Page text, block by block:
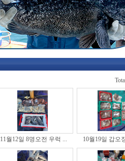
11월12일 8명오전 우럭 ... 10월19일 갑오